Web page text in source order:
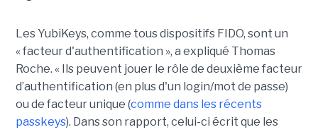
Les YubiKeys, comme tous dispositifs FIDO, sont un
« facteur d'authentification », a expliqué Thomas
Roche. « Ils peuvent jouer le rôle de deuxième facteur
d’authentification (en plus d'un login/mot de passe)
ou de facteur unique (comme dans les récents
passkeys). Dans son rapport, celui-ci écrit que les